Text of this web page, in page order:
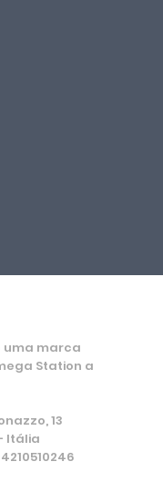
uma marca
Station a
13
Itália